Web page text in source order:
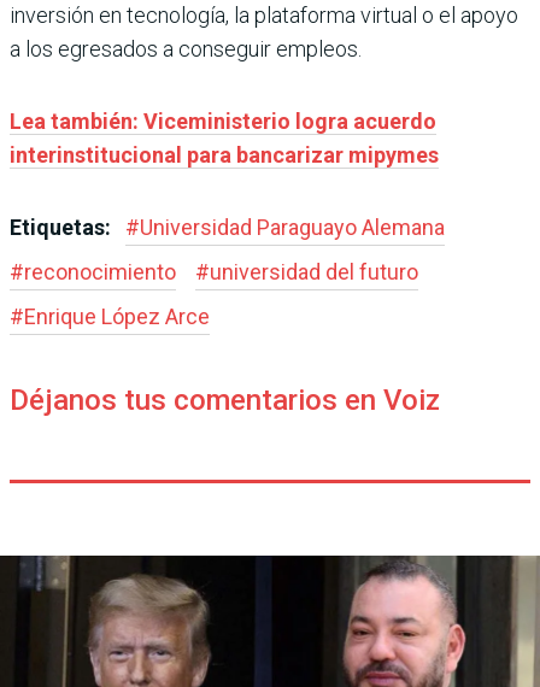
inversión en tecnología, la plataforma virtual o el apoyo
a los egresados a conseguir empleos.
Lea también: Viceministerio logra acuerdo
interinstitucional para bancarizar mipymes
Etiquetas: #Universidad Paraguayo Alemana
#reconocimiento #universidad del futuro
#Enrique López Arce
Déjanos tus comentarios en Voiz